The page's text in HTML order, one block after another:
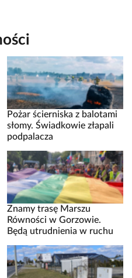
Pożar ścierniska z balotami
słomy. Świadkowie złapali
podpalacza
Znamy trasę Marszu
Równości w Gorzowie.
Będą utrudnienia w ruchu